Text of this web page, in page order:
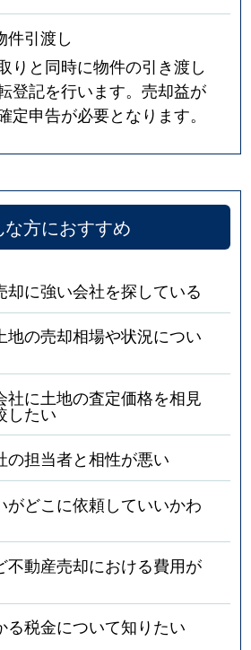
件引渡し
りと同時に物件の引き渡し
登記を行います。売却益が
定申告が必要となります。
な方におすすめ
却に強い会社を探している
地の売却相場や状況につい
社に土地の査定価格を相見
したい
の担当者と相性が悪い
がどこに依頼していいかわ
不動産売却における費用が
る税金について知りたい